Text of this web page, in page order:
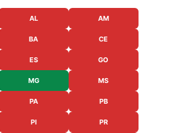
AL AM
BA CE
ES GO
MG MS
PA PB
PI PR